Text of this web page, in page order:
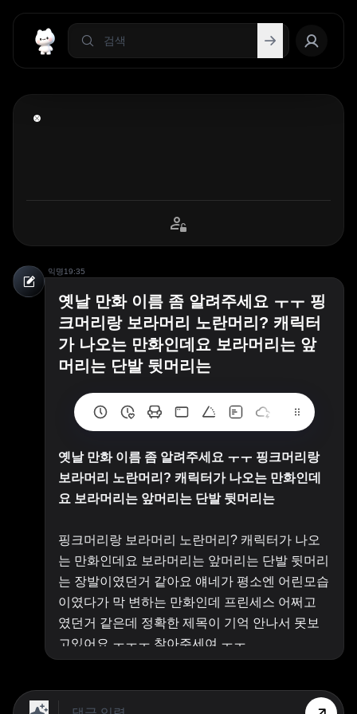
익명19:35
옛날 만화 이름 좀 알려주세요 ㅜㅜ 핑
크머리랑 보라머리 노란머리? 캐릭터
가 나오는 만화인데요 보라머리는 앞
머리는 단발 뒷머리는
옛날 만화 이름 좀 알려주세요 ㅜㅜ 핑크머리랑
보라머리 노란머리? 캐릭터가 나오는 만화인데
요 보라머리는 앞머리는 단발 뒷머리는
핑크머리랑 보라머리 노란머리? 캐릭터가 나오
는 만화인데요 보라머리는 앞머리는 단발 뒷머리
는 장발이였던거 같아요 얘네가 평소엔 어린모습
이였다가 막 변하는 만화인데 프린세스 어쩌고
였던거 같은데 정확한 제목이 기억 안나서 못보
고있어요 ㅜㅜㅜ 찾아주세여 ㅜㅜ